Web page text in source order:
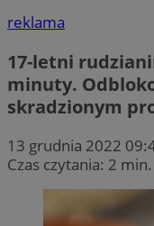
reklama
17-letni
minuty.
skradzionym
13 grudnia 2022
Czas czytania: 2 min.